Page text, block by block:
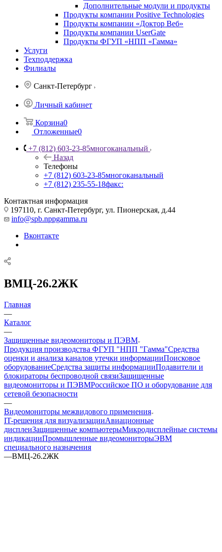
Дополнительные модули и продукты
Продукты компании Positive Technologies
Продукты компании «Доктор Веб»
Продукты компании UserGate
Продукты ФГУП «НПП «Гамма»
Услуги
Техподдержка
Филиалы
Санкт-Петербург
Личный кабинет
Корзина0
Отложенные0
+7 (812) 603-23-85многоканальный
Назад
Телефоны
+7 (812) 603-23-85многоканальный
+7 (812) 235-55-18факс:
Контактная информация
197110, г. Санкт-Петербург, ул. Пионерская, д.44
info@spb.nppgamma.ru
Вконтакте
ВМЦ-26.2ЖК
Главная
—
Каталог
—
Защищенные видеомониторы и ПЭВМ
Продукция производства ФГУП "НПП "Гамма"Средства
оценки и анализа каналов утечки информацииПоисковое
оборудованиеСредства защиты информацииПодавители и
блокираторы беспроводной связиЗащищенные
видеомониторы и ПЭВМРоссийское ПО и оборудование для
сетевой безопасности
—
Видеомониторы межвидового применения
IT-решения для визуализацииАвиационные
дисплеиЗащищенные компьютерыМикродисплейные системы
индикацииПромышленные видеомониторыЭВМ
специального назначения
—ВМЦ-26.2ЖК